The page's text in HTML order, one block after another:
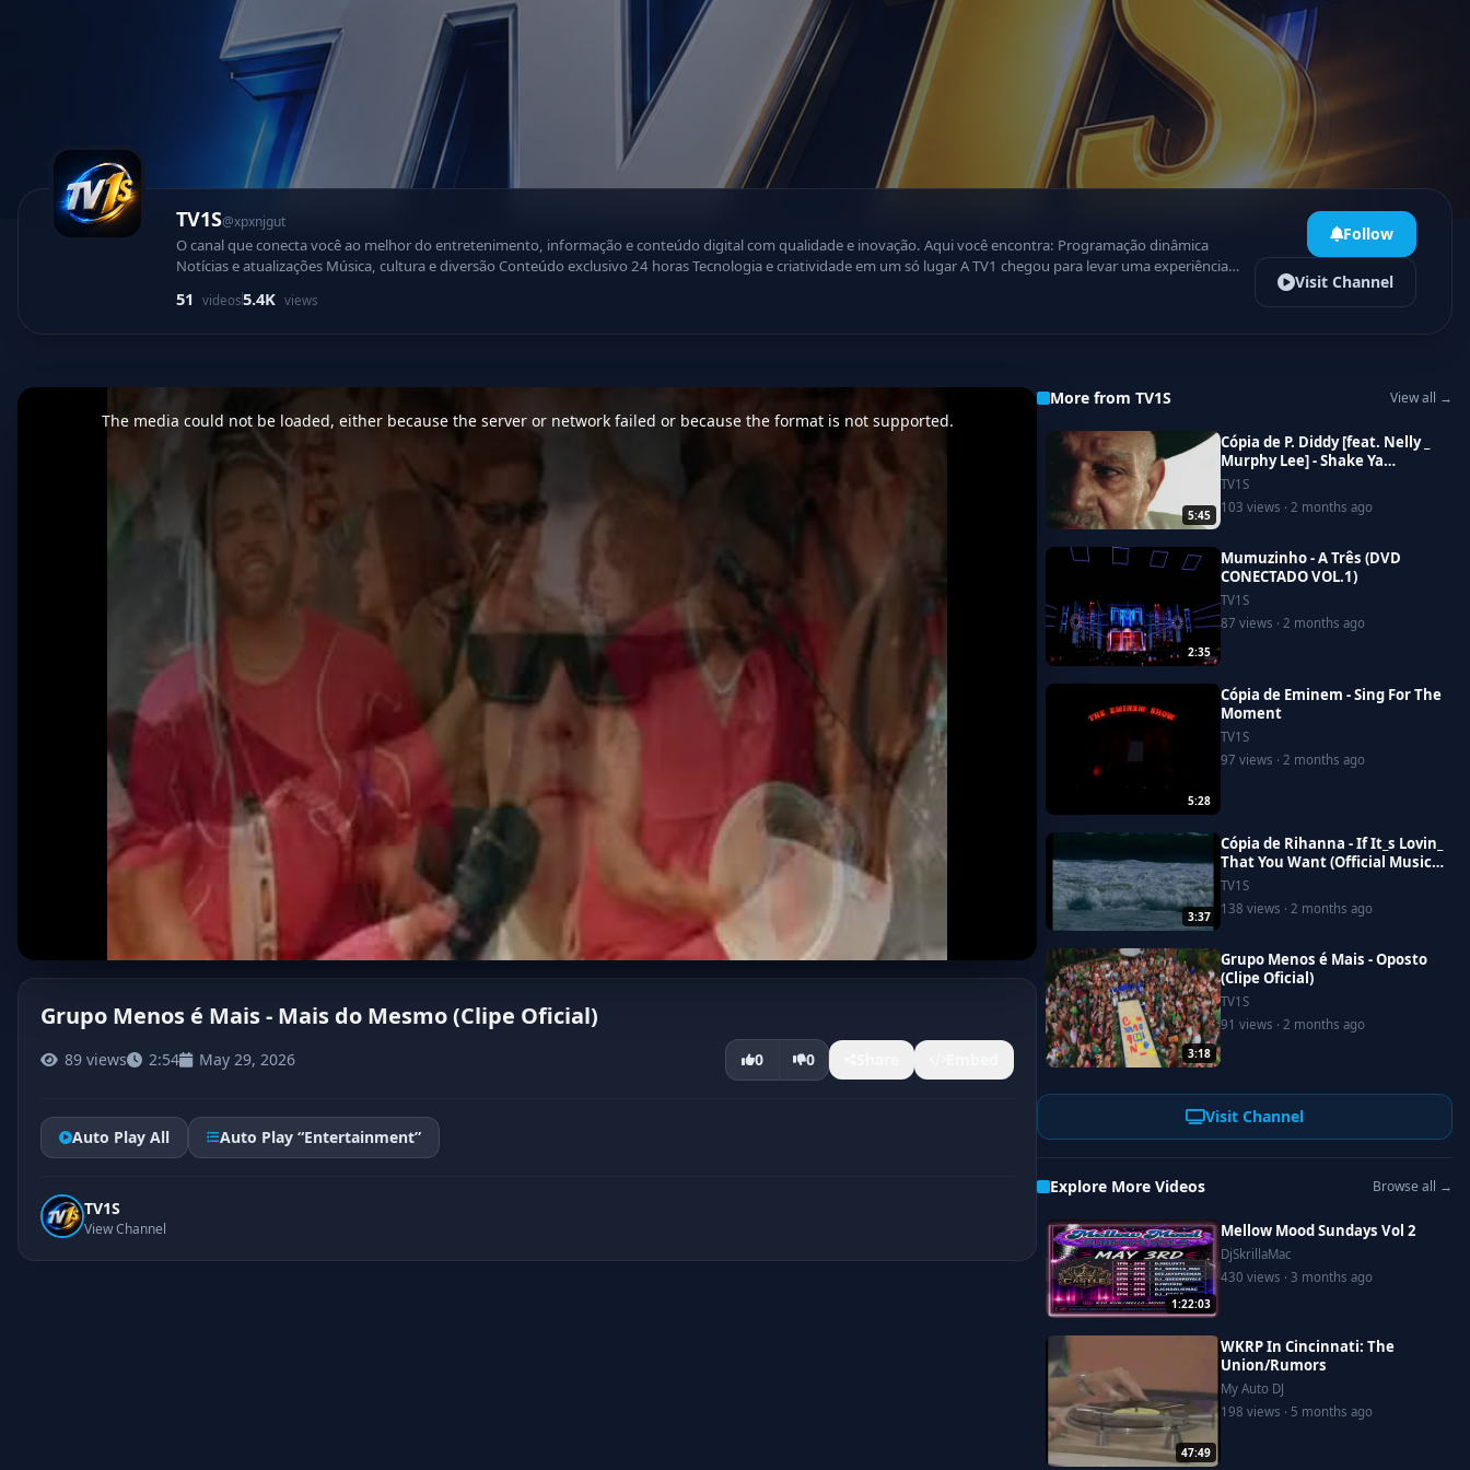
TV1S@xpxnjgut
O canal que conecta você ao melhor do entretenimento, informação e conteúdo digital com qualidade e inovação. Aqui você encontra: Programação dinâmica
Notícias e atualizações Música, cultura e diversão Conteúdo exclusivo 24 horas Tecnologia e criatividade em um só lugar A TV1 chegou para levar uma experiência
primeira mão
51 videos5.4K views
Follow
Visit Channel
This
is
The media could not be loaded, either because the server or network failed or because the format is not supported.
Grupo Menos é Mais - Mais do Mesmo (Clipe Oficial)
89 views 2:54 May 29, 2026 0 0
Auto Play All Auto Play “Entertainment”
TV1S
View Channel
More from TV1S View all →
5:45
Cópia de P. Diddy [feat. Nelly _
Murphy Lee] - Shake Ya
Tailfeather (Official Music
Video)
TV1S
103 views · 2 months ago
2:35
Mumuzinho - A Três (DVD
CONECTADO VOL.1)
TV1S
87 views · 2 months ago
5:28
Cópia de Eminem - Sing For The
Moment
TV1S
97 views · 2 months ago
3:37
Cópia de Rihanna - If It_s Lovin_
That You Want (Official Music
Video)
TV1S
138 views · 2 months ago
3:18
Grupo Menos é Mais - Oposto
(Clipe Oficial)
TV1S
91 views · 2 months ago
Visit Channel
Explore More Videos Browse all →
1:22:03
Mellow Mood Sundays Vol 2
DjSkrillaMac
430 views · 3 months ago
47:49
WKRP In Cincinnati: The
Union/Rumors
My Auto DJ
198 views · 5 months ago